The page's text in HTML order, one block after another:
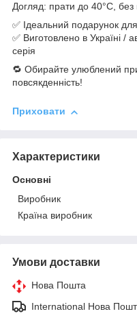
Догляд: прати до 40°C, без
✅ Ідеальний подарунок
✅ Виготовлено в Україні /
серія
🔁 Обирайте улюблений
повсякденність!
Приховати
Характеристики
Основні
Виробник
Країна виробник
Умови доставки
Нова Пошта
International Нова